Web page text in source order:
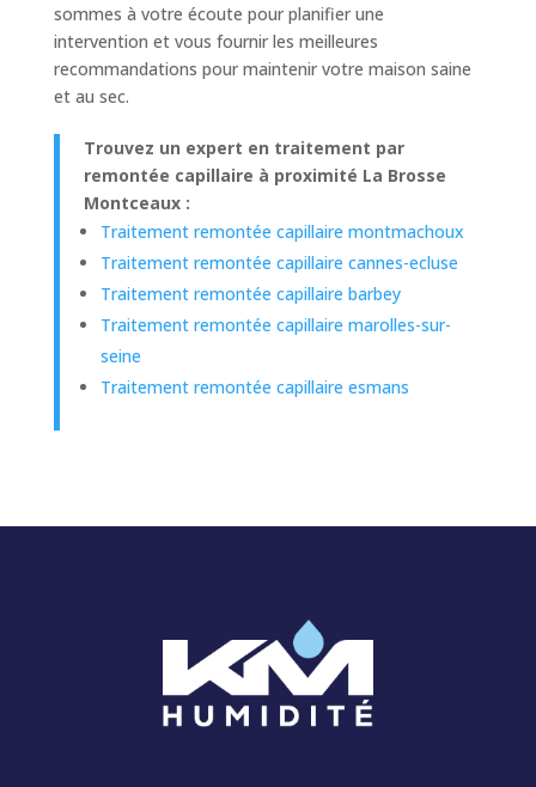
sommes à votre écoute pour planifier une
intervention et vous fournir les meilleures
recommandations pour maintenir votre maison saine
et au sec.
Trouvez un expert en traitement par
remontée capillaire à proximité La Brosse
Montceaux :
Traitement remontée capillaire montmachoux
Traitement remontée capillaire cannes-ecluse
Traitement remontée capillaire barbey
Traitement remontée capillaire marolles-sur-
seine
Traitement remontée capillaire esmans